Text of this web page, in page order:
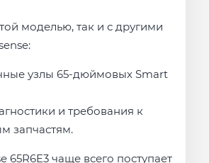
моделью, так и с другими
узлы 65-дюймовых Smart
и требования к
запчастям.
65R6E3 чаще всего поступает